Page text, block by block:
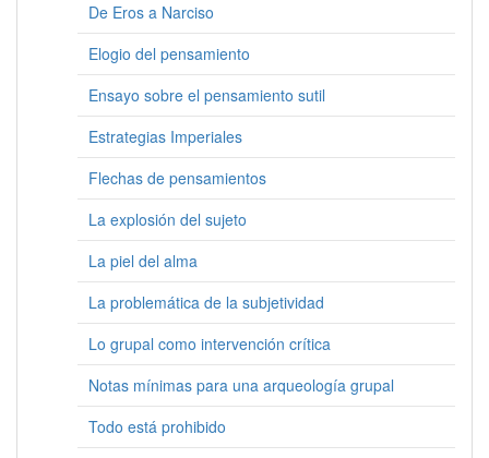
De Eros a Narciso
Elogio del pensamiento
Ensayo sobre el pensamiento sutil
Estrategias Imperiales
Flechas de pensamientos
La explosión del sujeto
La piel del alma
La problemática de la subjetividad
Lo grupal como intervención crítica
Notas mínimas para una arqueología grupal
Todo está prohibido